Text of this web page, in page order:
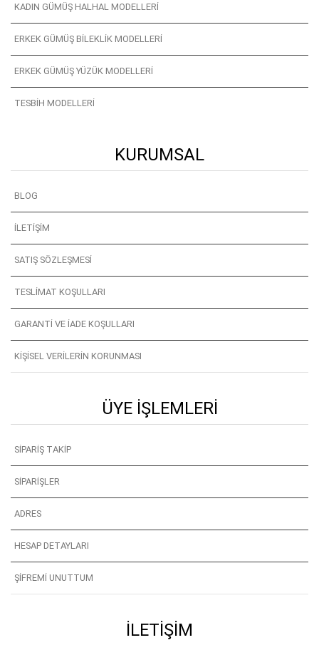
KADIN GÜMÜŞ HALHAL MODELLERI
ERKEK GÜMÜŞ BILEKLIK MODELLERI
ERKEK GÜMÜŞ YÜZÜK MODELLERI
TESBIH MODELLERI
KURUMSAL
BLOG
İLETIŞIM
SATIŞ SÖZLEŞMESI
TESLIMAT KOŞULLARI
GARANTI VE İADE KOŞULLARI
KIŞISEL VERILERIN KORUNMASI
ÜYE İŞLEMLERI
SIPARIŞ TAKIP
SIPARIŞLER
ADRES
HESAP DETAYLARI
ŞIFREMI UNUTTUM
İLETIŞIM